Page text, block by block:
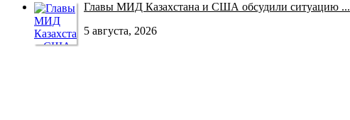
Главы МИД Казахстана и США обсудили ситуацию ...
5 августа, 2026